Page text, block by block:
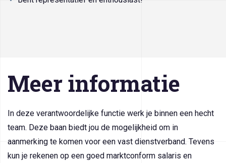
Meer informatie
In deze verantwoordelijke functie werk je binnen een hecht
team. Deze baan biedt jou de mogelijkheid om in
aanmerking te komen voor een vast dienstverband. Tevens
kun je rekenen op een goed marktconform salaris en